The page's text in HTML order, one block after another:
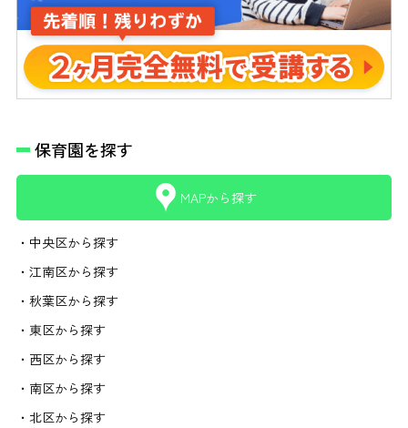
保育園を探す
MAPから探す
・中央区から探す
・江南区から探す
・秋葉区から探す
・東区から探す
・西区から探す
・南区から探す
・北区から探す